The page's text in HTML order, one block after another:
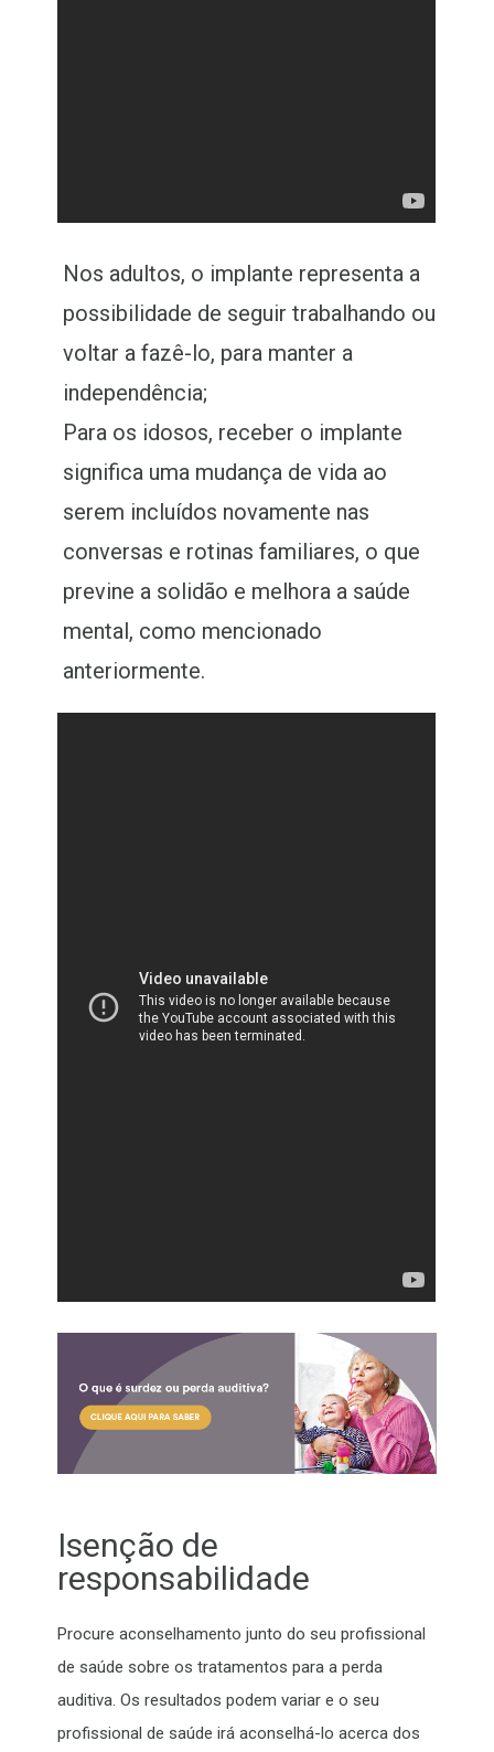
Nos adultos, o implante representa a
possibilidade de seguir trabalhando ou
voltar a fazê-lo, para manter a
independência;
Para os idosos, receber o implante
significa uma mudança de vida ao
serem incluídos novamente nas
conversas e rotinas familiares, o que
previne a solidão e melhora a saúde
mental, como mencionado
anteriormente.
Isenção de
responsabilidade
Procure aconselhamento junto do seu profissional
de saúde sobre os tratamentos para a perda
auditiva. Os resultados podem variar e o seu
profissional de saúde irá aconselhá-lo acerca dos